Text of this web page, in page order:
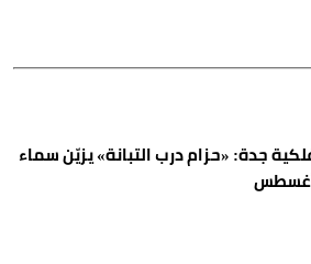
جدة: «حزام درب التبانة» يزيّن سماء